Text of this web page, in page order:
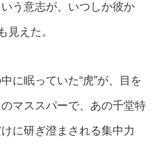
う意志が、いつしか彼か
見えた。
に眠っていた“虎”が、目を
マススパーで、あの千堂特
に研ぎ澄まされる集中力